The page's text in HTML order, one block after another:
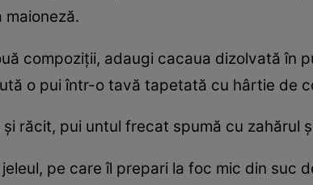
maioneză.
compoziții, adaugi cacaua dizolvată în
o pui într-o tavă tapetată cu hârtie de
răcit, pui untul frecat spumă cu zahărul
pe care îl prepari la foc mic din suc